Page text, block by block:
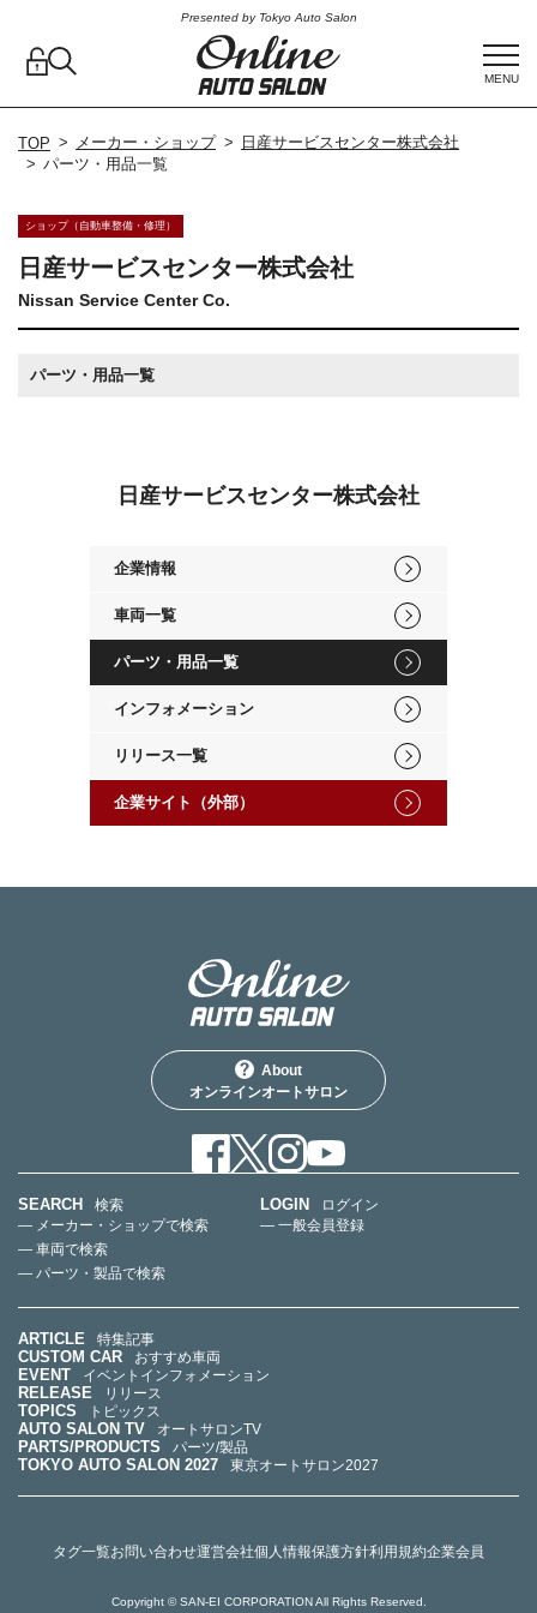
Presented by Tokyo Auto Salon
MENU
TOP メーカー・ショップ
日産サービスセンター株式会社
パーツ・用品一覧
ショップ（自動車整備・修理）
日産サービスセンター株式会社
Nissan Service Center Co.
パーツ・用品一覧
日産サービスセンター株式会社
企業情報
車両一覧
パーツ・用品一覧
インフォメーション
リリース一覧
企業サイト（外部）
About
オンラインオートサロン
SEARCH
検索
— メーカー・ショップで検索
— 車両で検索
— パーツ・製品で検索
LOGIN
ログイン
— 一般会員登録
ARTICLE 特集記事
CUSTOM CAR おすすめ車両
EVENT イベントインフォメーション
RELEASE リリース
TOPICS トピックス
AUTO SALON TV オートサロンTV
PARTS/PRODUCTS パーツ/製品
TOKYO AUTO SALON 2027 東京オートサロン2027
タグ一覧お問い合わせ運営会社個人情報保護方針利用規約企業会員
Copyright © SAN-EI CORPORATION All Rights Reserved.